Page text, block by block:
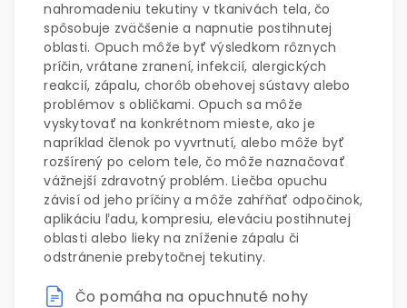
nahromadeniu tekutiny v tkanivách tela, čo
spôsobuje zväčšenie a napnutie postihnutej
oblasti. Opuch môže byť výsledkom rôznych
príčin, vrátane zranení, infekcií, alergických
reakcií, zápalu, chorôb obehovej sústavy alebo
problémov s obličkami. Opuch sa môže
vyskytovať na konkrétnom mieste, ako je
napríklad členok po vyvrtnutí, alebo môže byť
rozšírený po celom tele, čo môže naznačovať
vážnejší zdravotný problém. Liečba opuchu
závisí od jeho príčiny a môže zahŕňať odpočinok,
aplikáciu ľadu, kompresiu, eleváciu postihnutej
oblasti alebo lieky na zníženie zápalu či
odstránenie prebytočnej tekutiny.
Čo pomáha na opuchnuté nohy